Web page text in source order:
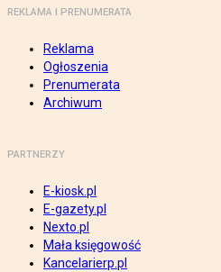
REKLAMA I PRENUMERATA
Reklama
Ogłoszenia
Prenumerata
Archiwum
PARTNERZY
E-kiosk.pl
E-gazety.pl
Nexto.pl
Mała księgowość
Kancelarierp.pl